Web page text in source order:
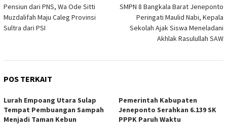
pos
Pensiun dari PNS, Wa Ode Sitti
Muzdalifah Maju Caleg Provinsi
Sultra dari PSI
SMPN 8 Bangkala Barat Jeneponto
Peringati Maulid Nabi, Kepala
Sekolah Ajak Siswa Meneladani
Akhlak Rasulullah SAW
POS TERKAIT
Lurah Empoang Utara Sulap
Tempat Pembuangan Sampah
Menjadi Taman Kebun
Pemerintah Kabupaten
Jeneponto Serahkan 6.139 SK
PPPK Paruh Waktu